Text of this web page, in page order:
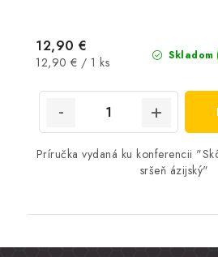
Skladom
12,90 €
Jednotková
12,90 € / 1 ks
Príručka vydaná ku konferencii
sršeň ázijský"